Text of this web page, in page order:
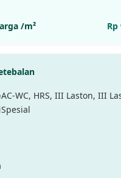
Rp
AC-WC, HRS, III Laston, III
Spesial